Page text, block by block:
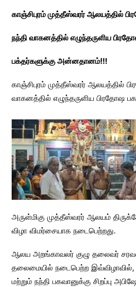
காஞ்சிபுரம் முத்தீஸ்வரர் ஆலயத்தில்
நந்தி வாகனத்தில் எழுந்தருளிய
பக்தர்களுக்கு அன்னதானம்!!!
காஞ்சிபுரம் முத்தீஸ்வரர் ஆலயத்தில்
வாகனத்தில் எழுந்தருளிய பிரதோஷ
அருள்மிகு முத்தீஸ்வரர் ஆலயம்
விழா விமர்சையாக நடைபெற்றது.
ஆலய அறங்காவலர் குழு தலைவர்
தலைமையில் நடைபெற்ற இவ்விழாவில்,
மற்றும் நந்தி பகவானுக்கு சிறப்பு